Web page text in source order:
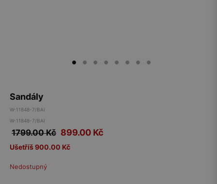
Sandály
W-11848-7/BAI
W-11848-7/BAI
1799.00 Kč 899.00 Kč
Ušetříš 900.00 Kč
Nedostupný